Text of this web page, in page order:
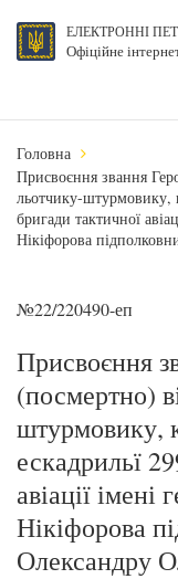
ЕЛЕКТРОННІ
Офіційне
Головна
Присвоєння звання
льотчику-штурмовику,
бригади тактичної
Нікіфорова
№22/220490-еп
Присвоєння
(посмертно)
штурмовику,
ескадрильї
авіації
Нікіфорова
Олександру